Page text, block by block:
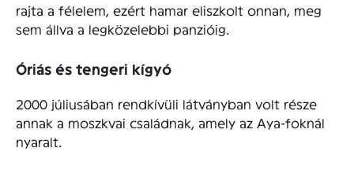
rajta a félelem, ezért hamar eliszkolt onnan, meg
sem állva a legközelebbi panzióig.
Óriás és tengeri kígyó
2000 júliusában rendkívüli látványban volt része
annak a moszkvai családnak, amely az Aya-foknál
nyaralt.